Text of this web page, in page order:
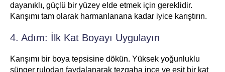
dayanıklı, güçlü bir yüzey elde etmek için gereklidir.
Karışımı tam olarak harmanlanana kadar iyice karıştırın.
4. Adım: İlk Kat Boyayı Uygulayın
Karışımı bir boya tepsisine dökün. Yüksek yoğunluklu
sünger rulodan faydalanarak tezgaha ince ve eşit bir kat